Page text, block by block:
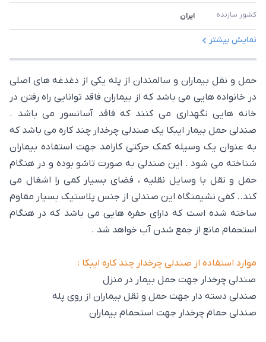
کشور سازنده ایران
نمایش بیشتر
حمل و نقل بیماران و سالمندان از پله یکی از دغدغه های اصلی
در خانواده هایی می باشد که از بیماران فاقد توانایی راه رفتن در
خانه هایی نگهداری می کنند که فاقد آسانسور می باشد .
صندلی حمل بیمار ایبکا یک صندلی چرخدار چند کاره می باشد که
به عنوان یک وسیله کمک حرکتی کارامد جهت استفاده بیماران
شناخته می شود . این صندلی به صورت تاشو بوده و در هنگام
حمل و نقل با وسایل نقلیه ، فضای بسیار کمی را اشغال می
کند.. کفی نشیمنگاه این صندلی از جنس پلاستیک بسیار مقاوم
ساخته شده است که دارای حفره هایی می باشد که در هنگام
استحمام مانع از جمع شدن آب خواهد شد .
موارد استفاده از صندلی چرخدار چند کاره ایبکا :
صندلی چرخدار جهت حمل بیمار در منزل
صندلی دسته دار جهت حمل و نقل بیماران از روی پله
صندلی حمام چرخدار جهت استحمام بیماران